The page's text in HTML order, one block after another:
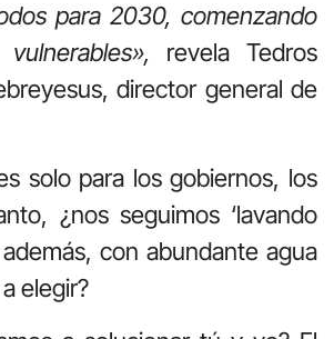
para 2030, comenzando
revela Tedros
director general de
solo para los gobiernos, los
¿nos seguimos ‘lavando
además, con abundante agua
elegir?